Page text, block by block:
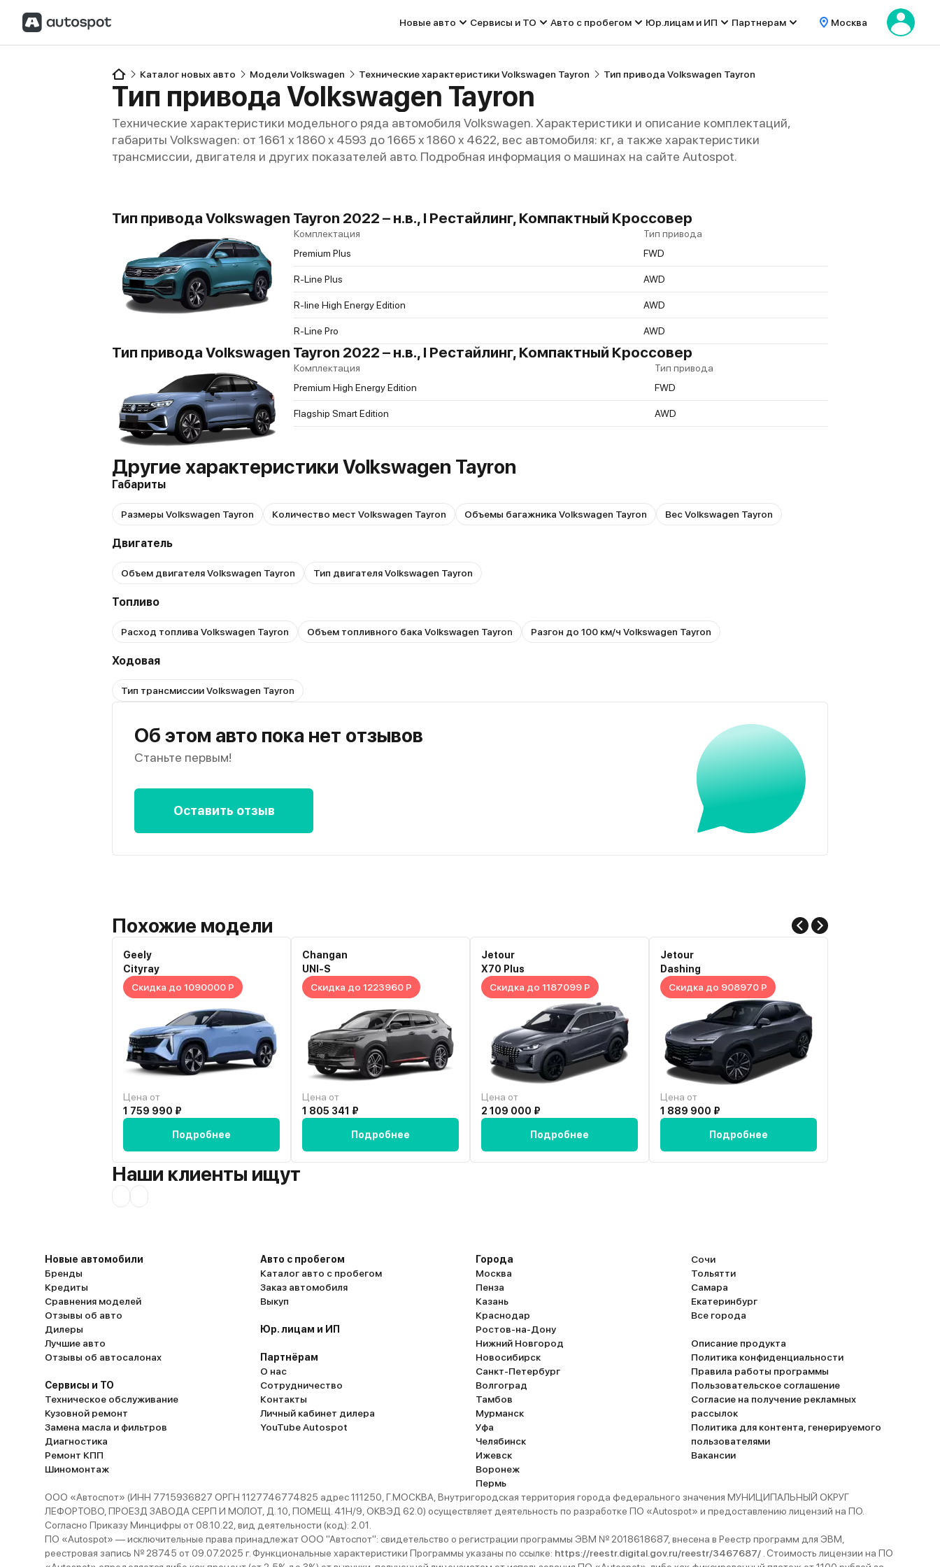
Новые авто Сервисы и ТО Авто с пробегом Юр.лицам и ИП Партнерам Москва
Каталог новых авто Модели Volkswagen Технические характеристики Volkswagen Tayron Тип привода Volkswagen Tayron
Тип привода Volkswagen Tayron
Технические характеристики модельного ряда автомобиля Volkswagen. Характеристики и описание комплектаций,
габариты Volkswagen: от 1661 x 1860 x 4593 до 1665 x 1860 x 4622, вес автомобиля: кг, а также характеристики
трансмиссии, двигателя и других показателей авто. Подробная информация о машинах на сайте Autospot.
Тип привода Volkswagen Tayron 2022 – н.в., I Рестайлинг, Компактный Кроссовер
Комплектация
Тип привода
Premium Plus
FWD
R-Line Plus AWD
R-line High Energy Edition AWD
R-Line Pro AWD
Тип привода Volkswagen Tayron 2022 – н.в., I Рестайлинг, Компактный Кроссовер
Комплектация
Тип привода
Premium High Energy Edition
FWD
Flagship Smart Edition AWD
Другие характеристики Volkswagen Tayron
Габариты
Размеры Volkswagen Tayron Количество мест Volkswagen Tayron Объемы багажника Volkswagen Tayron Вес Volkswagen Tayron
Двигатель
Объем двигателя Volkswagen Tayron Тип двигателя Volkswagen Tayron
Топливо
Расход топлива Volkswagen Tayron Объем топливного бака Volkswagen Tayron Разгон до 100 км/ч Volkswagen Tayron
Ходовая
Тип трансмиссии Volkswagen Tayron
Об этом авто пока нет отзывов
Станьте первым!
Оставить отзыв
Похожие модели
Geely
Cityray
Скидка до 1090000 Р
Цена от
1 759 990 ₽
Подробнее
Changan
UNI-S
Скидка до 1223960 Р
Цена от
1 805 341 ₽
Подробнее
Jetour
X70 Plus
Скидка до 1187099 Р
Цена от
2 109 000 ₽
Подробнее
Jetour
Dashing
Скидка до 908970 Р
Цена от
1 889 900 ₽
Подробнее
Наши клиенты ищут
Новые автомобили
Бренды
Кредиты
Сравнения моделей
Отзывы об авто
Дилеры
Лучшие авто
Отзывы об автосалонах
Сервисы и ТО
Техническое обслуживание
Кузовной ремонт
Замена масла и фильтров
Диагностика
Ремонт КПП
Шиномонтаж
Авто с пробегом
Каталог авто с пробегом
Заказ автомобиля
Выкуп
Юр. лицам и ИП
Партнёрам
О нас
Сотрудничество
Контакты
Личный кабинет дилера
YouTube Autospot
Города
Москва
Пенза
Казань
Краснодар
Ростов-на-Дону
Нижний Новгород
Новосибирск
Санкт-Петербург
Волгоград
Тамбов
Мурманск
Уфа
Челябинск
Ижевск
Воронеж
Пермь
Сочи
Тольятти
Самара
Екатеринбург
Все города
Описание продукта
Политика конфиденциальности
Правила работы программы
Пользовательское соглашение
Согласие на получение рекламных
рассылок
Политика для контента, генерируемого
пользователями
Вакансии
ООО «Автоспот» (ИНН 7715936827 ОРГН 1127746774825 адрес 111250, Г.МОСКВА, Внутригородская территория города федерального значения МУНИЦИПАЛЬНЫЙ ОКРУГ
ЛЕФОРТОВО, ПРОЕЗД ЗАВОДА СЕРП И МОЛОТ, Д. 10, ПОМЕЩ. 41Н/9, ОКВЭД 62.0) осуществляет деятельность по разработке ПО «Autospot» и предоставлению лицензий на ПО.
Согласно Приказу Минцифры от 08.10.22, вид деятельности (код): 2.01.
ПО «Autospot» — исключительные права принадлежат ООО "Автоспот": свидетельство о регистрации программы ЭВМ № 2018618687, внесена в Реестр программ для ЭВМ,
реестровая запись № 28745 от 09.07.2025 г. Функциональные характеристики Программы указаны по ссылке: https://reestr.digital.gov.ru/reestr/3467687/ . Стоимость лицензии на ПО